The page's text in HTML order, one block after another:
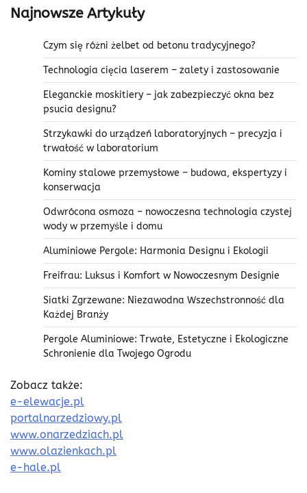
Najnowsze Artykuły
Czym się różni żelbet od betonu tradycyjnego?
Technologia cięcia laserem – zalety i zastosowanie
Eleganckie moskitiery – jak zabezpieczyć okna bez
psucia designu?
Strzykawki do urządzeń laboratoryjnych – precyzja i
trwałość w laboratorium
Kominy stalowe przemysłowe – budowa, ekspertyzy i
konserwacja
Odwrócona osmoza – nowoczesna technologia czystej
wody w przemyśle i domu
Aluminiowe Pergole: Harmonia Designu i Ekologii
Freifrau: Luksus i Komfort w Nowoczesnym Designie
Siatki Zgrzewane: Niezawodna Wszechstronność dla
Każdej Branży
Pergole Aluminiowe: Trwałe, Estetyczne i Ekologiczne
Schronienie dla Twojego Ogrodu
Zobacz także:
e-elewacje.pl
portalnarzedziowy.pl
www.onarzedziach.pl
www.olazienkach.pl
e-hale.pl